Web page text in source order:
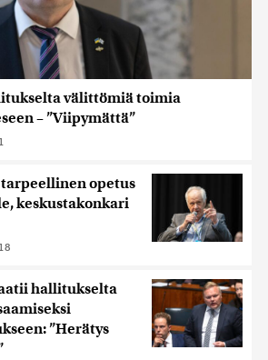
välittömiä toimia
– ”Viipymättä”
opetus
keskustakonkari
hallitukselta
”Herätys